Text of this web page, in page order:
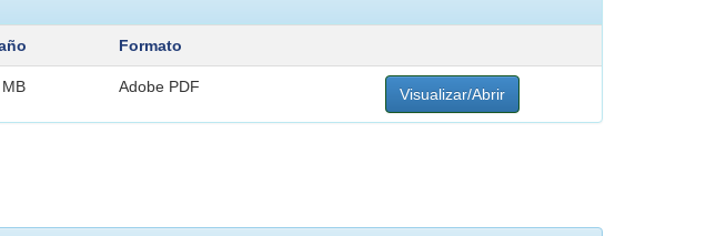
Formato
Adobe PDF Visualizar/Abrir